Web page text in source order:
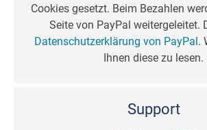
Cookies gesetzt. Beim Bezahlen
Seite von PayPal weitergeleitet.
Datenschutzerklärung von PayPal .
Ihnen diese zu lesen.
Support